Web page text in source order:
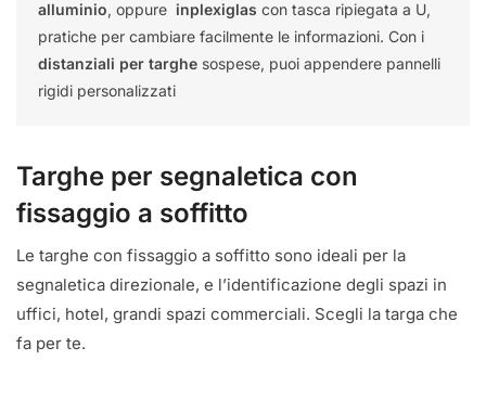
alluminio, oppure inplexiglas con tasca ripiegata a U,
pratiche per cambiare facilmente le informazioni. Con i
distanziali per targhe sospese, puoi appendere pannelli
rigidi personalizzati
Targhe per segnaletica con
fissaggio a soffitto
Le targhe con fissaggio a soffitto sono ideali per la
segnaletica direzionale, e l’identificazione degli spazi in
uffici, hotel, grandi spazi commerciali. Scegli la targa che
fa per te.